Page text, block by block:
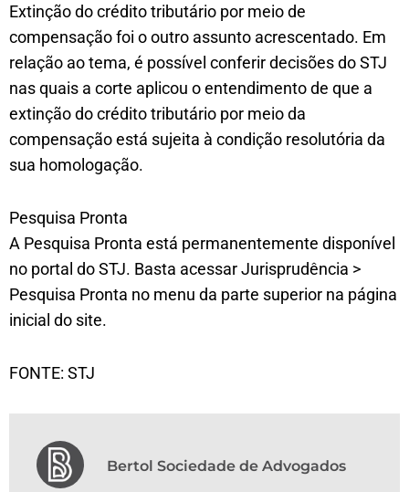
Extinção do crédito tributário por meio de
compensação foi o outro assunto acrescentado. Em
relação ao tema, é possível conferir decisões do STJ
nas quais a corte aplicou o entendimento de que a
extinção do crédito tributário por meio da
compensação está sujeita à condição resolutória da
sua homologação.
Pesquisa Pronta
A Pesquisa Pronta está permanentemente disponível
no portal do STJ. Basta acessar Jurisprudência >
Pesquisa Pronta no menu da parte superior na página
inicial do site.
FONTE: STJ
Bertol Sociedade de Advogados